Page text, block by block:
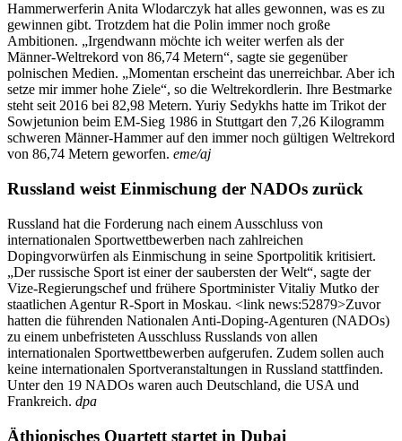
Hammerwerferin Anita Wlodarczyk hat alles gewonnen, was es zu
gewinnen gibt. Trotzdem hat die Polin immer noch große
Ambitionen. „Irgendwann möchte ich weiter werfen als der
Männer-Weltrekord von 86,74 Metern“, sagte sie gegenüber
polnischen Medien. „Momentan erscheint das unerreichbar. Aber ich
setze mir immer hohe Ziele“, so die Weltrekordlerin. Ihre Bestmarke
steht seit 2016 bei 82,98 Metern. Yuriy Sedykhs hatte im Trikot der
Sowjetunion beim EM-Sieg 1986 in Stuttgart den 7,26 Kilogramm
schweren Männer-Hammer auf den immer noch gültigen Weltrekord
von 86,74 Metern geworfen. eme/aj
Russland weist Einmischung der NADOs zurück
Russland hat die Forderung nach einem Ausschluss von
internationalen Sportwettbewerben nach zahlreichen
Dopingvorwürfen als Einmischung in seine Sportpolitik kritisiert.
„Der russische Sport ist einer der saubersten der Welt“, sagte der
Vize-Regierungschef und frühere Sportminister Vitaliy Mutko der
staatlichen Agentur R-Sport in Moskau. <link news:52879>Zuvor
hatten die führenden Nationalen Anti-Doping-Agenturen (NADOs)
zu einem unbefristeten Ausschluss Russlands von allen
internationalen Sportwettbewerben aufgerufen. Zudem sollen auch
keine internationalen Sportveranstaltungen in Russland stattfinden.
Unter den 19 NADOs waren auch Deutschland, die USA und
Frankreich. dpa
Äthiopisches Quartett startet in Dubai